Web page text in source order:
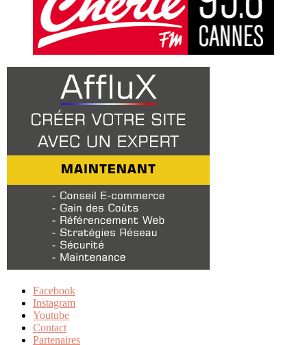
Facebook
Instagram
Youtube
Contact
Partenaires